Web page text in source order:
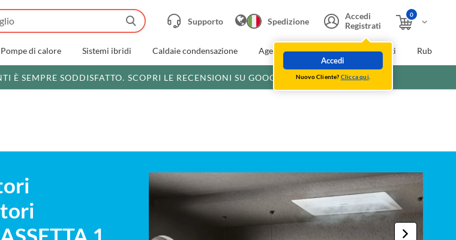
Supporto Spedizione
Accedi
Registrati
Accedi
Nuovo Cliente? Clicca qui
0
Pompe di calore Sistemi ibridi Caldaie condensazione Agevolazioni fiscali Extra Sconti
È SEMPRE SODDISFATTO. SCOPRI LE RECENSIONI SU GOOGLE